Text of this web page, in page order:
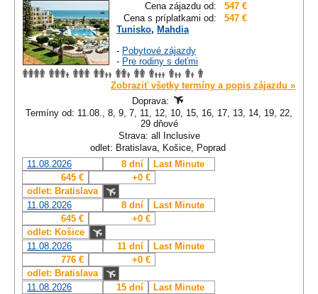
Cena zájazdu od:
547 €
Cena s príplatkami od:
547 €
Tunisko, Mahdia
- Pobytové zájazdy
- Pre rodiny s deťmi
Zobraziť všetky termíny a popis zájazdu »
Doprava:
Termíny od: 11.08., 8, 9, 7, 11, 12, 10, 15, 16, 17, 13, 14, 19, 22,
29 dňové
Strava: all Inclusive
odlet: Bratislava, Košice, Poprad
11.08.2026
8 dní
Last Minute
645 €
+0 €
odlet: Bratislava
11.08.2026
8 dní
Last Minute
645 €
+0 €
odlet: Košice
11.08.2026
11 dní
Last Minute
776 €
+0 €
odlet: Bratislava
11.08.2026
15 dní
Last Minute